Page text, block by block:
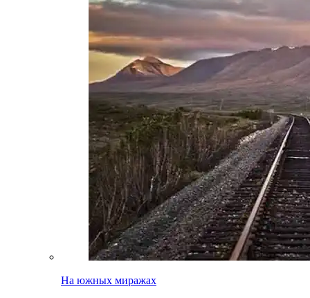
На южных миражах